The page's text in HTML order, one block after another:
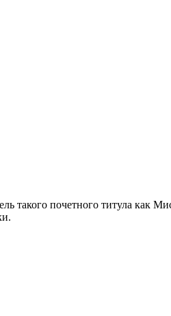
такого почетного титула как